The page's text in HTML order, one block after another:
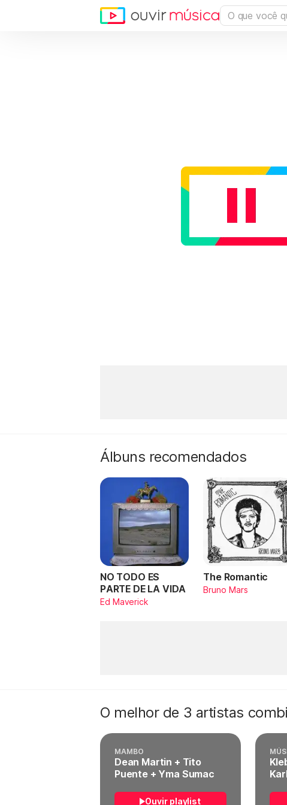
Álbuns recomendados
NO TODO ES
PARTE DE LA VIDA
Ed Maverick
The Romantic
Bruno Mars
O melhor de 3 artistas
MAMBO
Dean Martin + Tito
Puente + Yma Sumac
Ouvir playlist